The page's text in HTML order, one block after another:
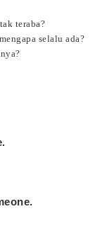
teraba?
selalu ada?